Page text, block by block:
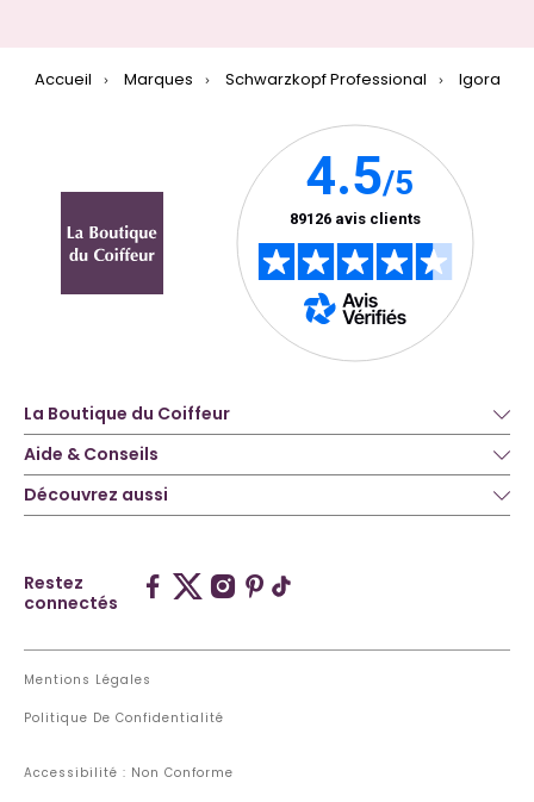
Accueil Marques Schwarzkopf Professional Igora
La Boutique du Coiffeur
Aide & Conseils
Découvrez aussi
Restez
connectés
Mentions Légales
Politique De Confidentialité
Accessibilité : Non Conforme